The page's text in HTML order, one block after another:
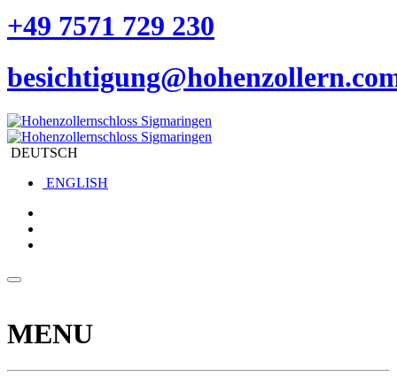
+49 7571 729 230
DEUTSCH
ENGLISH
MENU